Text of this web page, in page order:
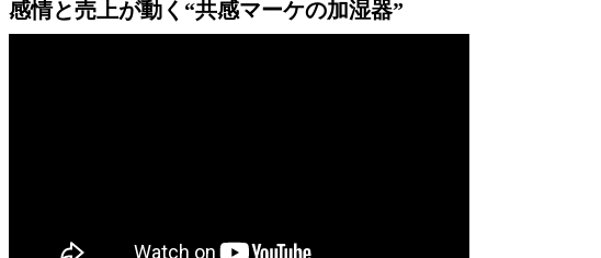
感情と売上が動く“共感マーケの加湿器”